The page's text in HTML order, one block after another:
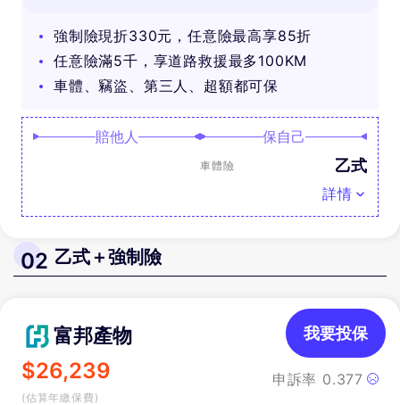
強制險現折330元，任意險最高享85折
任意險滿5千，享道路救援最多100KM
車體、竊盜、第三人、超額都可保
賠他人 保自己
車體險 乙式
詳情
02 乙式＋強制險
富邦產物
$26,239
(估算年繳保費)
申訴率 0.377
我要投保